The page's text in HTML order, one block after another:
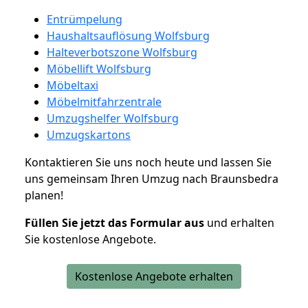
Entrümpelung
Haushaltsauflösung Wolfsburg
Halteverbotszone Wolfsburg
Möbellift Wolfsburg
Möbeltaxi
Möbelmitfahrzentrale
Umzugshelfer Wolfsburg
Umzugskartons
Kontaktieren Sie uns noch heute und lassen Sie
uns gemeinsam Ihren Umzug nach Braunsbedra
planen!
Füllen Sie jetzt das Formular aus und erhalten
Sie kostenlose Angebote.
Kostenlose Angebote erhalten